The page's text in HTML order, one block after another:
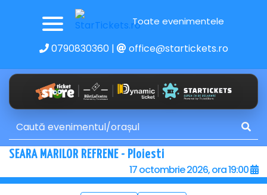
Toate evenimentele
0790830360| office@startickets.ro
SEARA MARILOR REFRENE - Ploiesti
17 octombrie 2026, ora 19:00